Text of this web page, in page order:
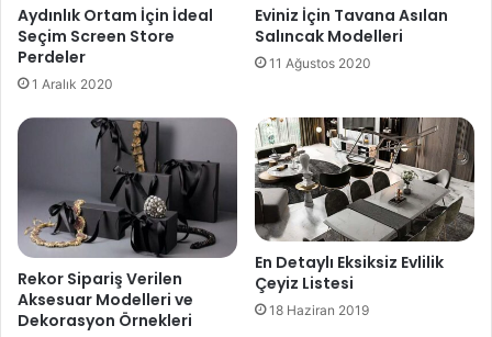
Aydınlık Ortam İçin İdeal
Seçim Screen Store
Perdeler
1 Aralık 2020
Eviniz İçin Tavana Asılan
Salıncak Modelleri
11 Ağustos 2020
Rekor Sipariş Verilen
Aksesuar Modelleri ve
Dekorasyon Örnekleri
En Detaylı Eksiksiz Evlilik
Çeyiz Listesi
18 Haziran 2019